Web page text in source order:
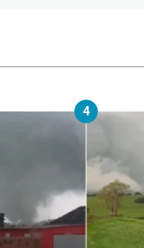
4